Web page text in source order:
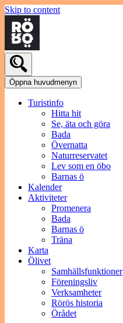
Skip to content
Öppna huvudmenyn
Turistinfo
Hitta hit
Se, äta och göra
Bada
Övernatta
Naturreservatet
Lev som en öbo
Barnas ö
Kalender
Aktiviteter
Promenera
Bada
Barnas ö
Träna
Karta
Ölivet
Samhällsfunktioner
Föreningsliv
Verksamheter
Rörös historia
Örådet